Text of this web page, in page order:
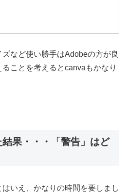
など使い勝手はAdobeの方が良
ことを考えるとcanvaもかなり
果・・・「警告」はど
いえ、かなりの時間を要しまし